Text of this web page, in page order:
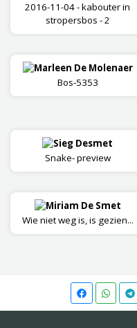
2016-11-04 - kabouter in
stropersbos - 2
Marleen De Molenaer
Bos-5353
Sieg Desmet
Snake- preview
Miriam De Smet
Wie niet weg is, is gezien...